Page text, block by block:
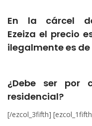
En la cárcel
Ezeiza el precio
ilegalmente es
¿Debe ser por
residencial?
[/ezcol_3fifth]